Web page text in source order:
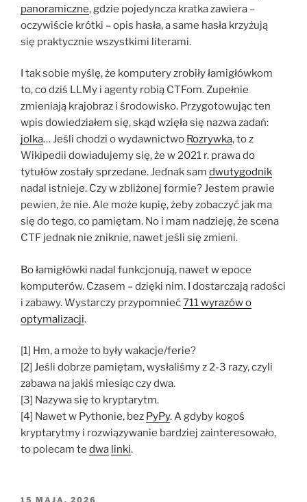
panoramiczne, gdzie pojedyncza kratka zawiera –
oczywiście krótki – opis hasła, a same hasła krzyżują
się praktycznie wszystkimi literami.
I tak sobie myślę, że komputery zrobiły łamigłówkom
to, co dziś LLMy i agenty robią CTFom. Zupełnie
zmieniają krajobraz i środowisko. Przygotowując ten
wpis dowiedziałem się, skąd wzięła się nazwa zadań:
jolka… Jeśli chodzi o wydawnictwo Rozrywka, to z
Wikipedii dowiadujemy się, że w 2021 r. prawa do
tytułów zostały sprzedane. Jednak sam dwutygodnik
nadal istnieje. Czy w zbliżonej formie? Jestem prawie
pewien, że nie. Ale może kupię, żeby zobaczyć jak ma
się do tego, co pamiętam. No i mam nadzieję, że scena
CTF jednak nie zniknie, nawet jeśli się zmieni.
Bo łamigłówki nadal funkcjonują, nawet w epoce
komputerów. Czasem – dzięki nim. I dostarczają radości
i zabawy. Wystarczy przypomnieć711 wyrazów o
optymalizacji.
[1] Hm, a może to były wakacje/ferie?
[2] Jeśli dobrze pamiętam, wysłaliśmy z 2-3 razy, czyli
zabawa na jakiś miesiąc czy dwa.
[3] Nazywa się to kryptarytm.
[4] Nawet w Pythonie, bez PyPy. A gdyby kogoś
kryptarytmy i rozwiązywanie bardziej zainteresowało,
to polecam te dwa linki.
OPUBLIKOWANE
15 MAJA, 2026